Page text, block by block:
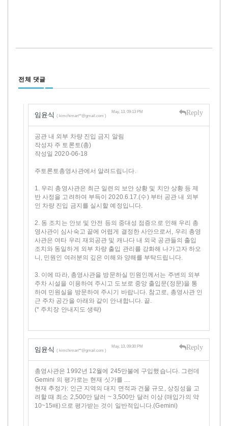
전체 댓글
임윤식 ( kimchiman**@gmail.com )
May, 13, 09:13 PM Reply
공관 내 외부 차량 진입 금지 알림
작성자 주 토론토(총)
작성일 2020-06-18
주토론토총영사관에서 알려드립니다.
1. 우리 총영사관은 최근 일련의 보안 상황 및 치안 상황 등 제
반 사정을 고려하여 부득이 2020.6.17.(수) 부터 공관 내 외부
인 차량 진입 금지를 실시할 예정입니다.
2. 동 조치는 안보 및 안전 등의 중대성 점증으로 인해 우리 총
영사관이 심사숙고 끝에 어렵게 결정한 사안으로서, 우리 총영
사관은 여타 우리 재외공관 및 캐나다 내 외국 공관들의 출입
조치와 동일하게 외부 차량 출입 관리를 강화해 나가고자 하오
니, 민원인 여러분의 깊은 이해와 양해를 부탁드립니다.
3. 이에 따라, 총영사관을 방문하실 민원인께서는 주변의 외부
주차 시설을 이용하여 주시고 도보로 중앙 출입문(정문)을 통
하여 민원실을 방문하여 주시기 바랍니다. 참고로, 총영사관 인
근 주차 공간을 아래와 같이 안내합니다. 끝.
(* 주치장 안내지도 생략)
임윤식 ( kimchiman**@gmail.com )
May, 13, 09:30 PM Reply
총영사관은 1992년 12월에 245만불에 구입했습니다. 그런데
Gemini 의 평가로는 현재 싯가를 ....
현재 추정가: 인근 지역의 대지 면적과 건물 규모, 상징성을 고
려할 때 최소 2,500만 달러 ~ 3,500만 달러 이상 (매입가의 약
10~15배)으로 평가받는 것이 일반적입니다.(Gemini)